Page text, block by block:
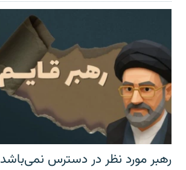
رهبر مورد نظر در دسترس نمی‌باشد